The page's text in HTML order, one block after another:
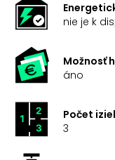
nie je k
Možnosť
áno
Počet
3